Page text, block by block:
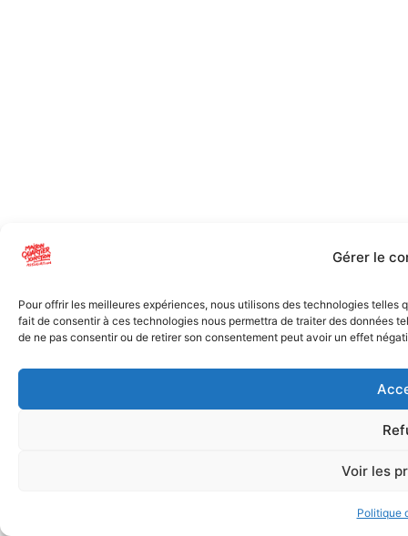
Gérer le
Pour offrir les meilleures expériences, nous utilisons des technologies
fait de consentir à ces technologies nous permettra de traiter des données
de ne pas consentir ou de retirer son consentement peut avoir un effet
Voir les
Politique